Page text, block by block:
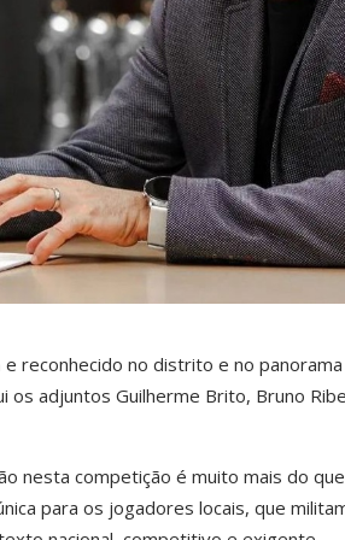
reconhecido no distrito e no panorama
os adjuntos Guilherme Brito, Bruno
nesta competição é muito mais do
para os jogadores locais, que